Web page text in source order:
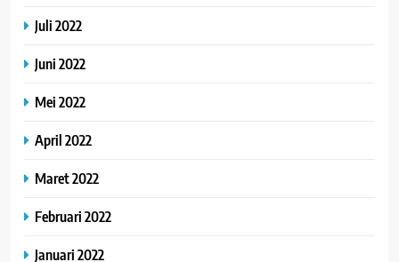
Juli 2022
Juni 2022
Mei 2022
April 2022
Maret 2022
Februari 2022
Januari 2022